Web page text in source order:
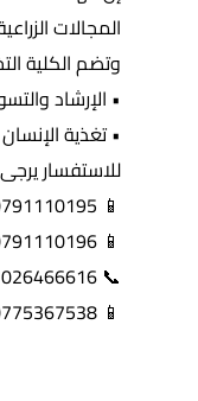
المجالات
وتضم الكلية
• الإرشاد
• تغذية
للاستفسار
📱 0791110195
📱 0791110196
📞 026466616 فرعي 234
📱 0775367538